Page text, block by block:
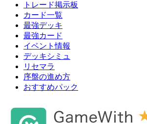
トレード掲示板
カード一覧
最強デッキ
最強カード
イベント情報
デッキシミュ
リセマラ
序盤の進め方
おすすめパック